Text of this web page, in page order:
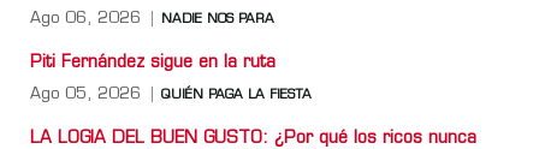
Ago 06, 2026 NADIE NOS PARA
Piti Fernández sigue en la ruta
Ago 05, 2026 QUIÉN PAGA LA FIESTA
LA LOGIA DEL BUEN GUSTO: ¿Por qué los ricos nunca